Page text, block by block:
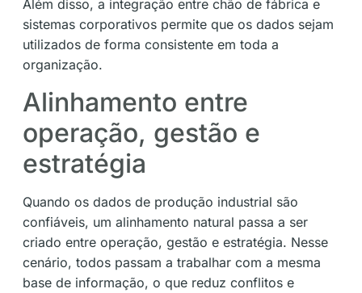
Além disso, a integração entre chão de fábrica e
sistemas corporativos permite que os dados sejam
utilizados de forma consistente em toda a
organização.
Alinhamento entre
operação, gestão e
estratégia
Quando os dados de produção industrial são
confiáveis, um alinhamento natural passa a ser
criado entre operação, gestão e estratégia. Nesse
cenário, todos passam a trabalhar com a mesma
base de informação, o que reduz conflitos e